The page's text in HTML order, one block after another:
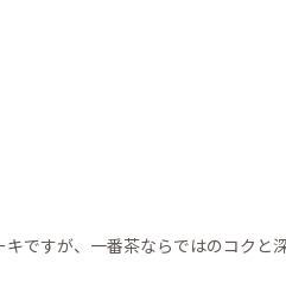
ですが、一番茶ならではのコクと